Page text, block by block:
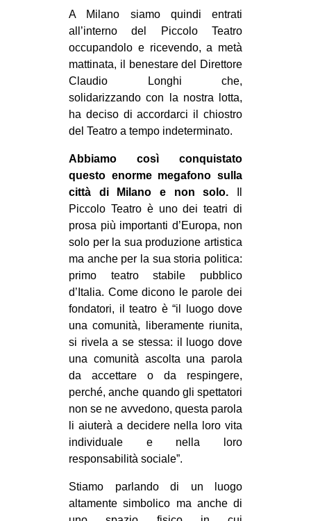
RECENSIONI
INTERNAZIONALE
AFRICA
ESTREMO ORIENTE
EUROPA
MEDIO ORIENTE
EVENTI
in
Fb
tw
bsky
SEARCH
A Milano siamo quindi entrati
all’interno del Piccolo Teatro
occupandolo e ricevendo, a metà
mattinata, il benestare del Direttore
Claudio Longhi che,
solidarizzando con la nostra lotta,
ha deciso di accordarci il chiostro
del Teatro a tempo indeterminato.
Abbiamo così conquistato
questo enorme megafono sulla
città di Milano e non solo.
Piccolo Teatro è uno dei teatri di
prosa più importanti d’Europa, non
solo per la sua produzione artistica
ma anche per la sua storia politica:
primo teatro stabile pubblico
d’Italia. Come dicono le parole dei
fondatori, il teatro è “il luogo dove
una comunità, liberamente riunita,
si rivela a se stessa: il luogo dove
una comunità ascolta una parola
da accettare o da respingere,
perché, anche quando gli spettatori
non se ne avvedono, questa parola
li aiuterà a decidere nella loro vita
individuale e nella loro
responsabilità sociale”.
Stiamo parlando di un luogo
altamente simbolico ma anche di